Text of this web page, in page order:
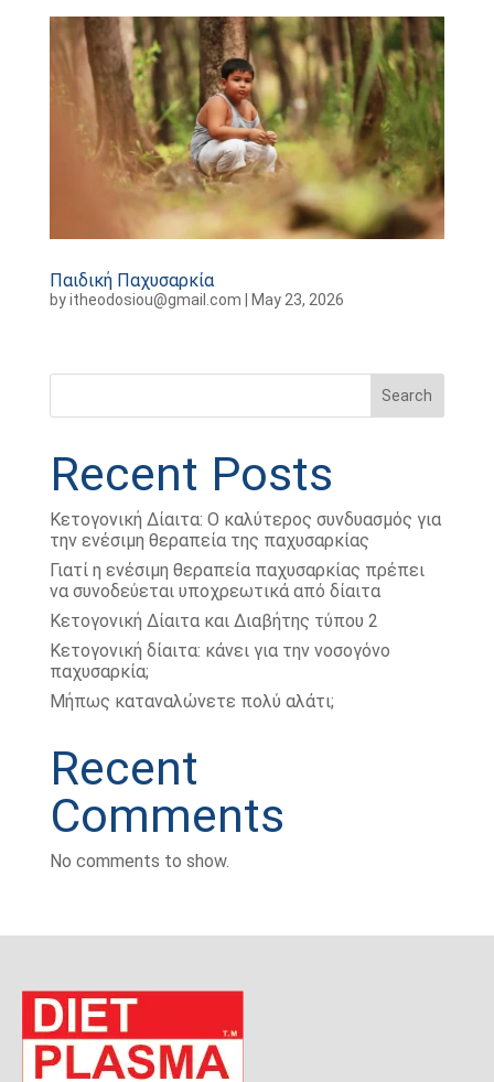
Παιδική Παχυσαρκία
byitheodosiou@gmail.com May 23, 2026
Search
Recent Posts
Κετογονική Δίαιτα: Ο καλύτερος συνδυασμός για
την ενέσιμη θεραπεία της παχυσαρκίας
Γιατί η ενέσιμη θεραπεία παχυσαρκίας πρέπει
να συνοδεύεται υποχρεωτικά από δίαιτα
Κετογονική Δίαιτα και Διαβήτης τύπου 2
Κετογονική δίαιτα: κάνει για την νοσογόνο
παχυσαρκία;
Μήπως καταναλώνετε πολύ αλάτι;
Recent
Comments
No comments to show.